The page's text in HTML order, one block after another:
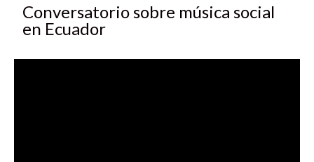
Conversatorio sobre música social
en Ecuador